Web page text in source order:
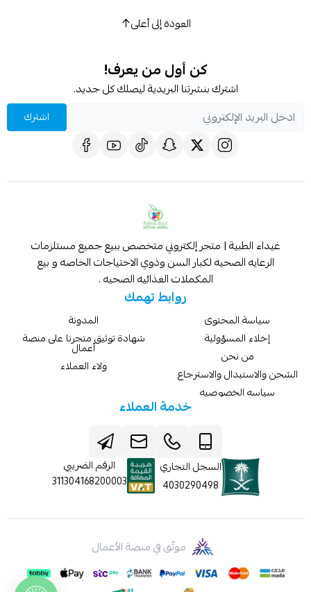
العودة إلى أعلى
كن أول من يعرف!
اشترك بنشرتنا البريدية ليصلك كل جديد.
اشترك
غيداء الطبية | متجر إلكتروني متخصص ببيع جميع مستلزمات
الرعايه الصحيه لكبار السن وذوي الاحتياجات الخاصه و بيع
المكملات الغذائيه الصحيه .
روابط تهمك
سياسة المحتوى
إخلاء المسؤولية
من نحن
الشحن والاستبدال والاسترجاع
سياسه الخصوصيه
المدونة
شهادة توثيق متجرنا على منصة
أعمال
ولاء العملاء
خدمة العملاء
السجل التجاري
4030290498
الرقم الضريبي
311304168200003
موثّق في منصة الأعمال